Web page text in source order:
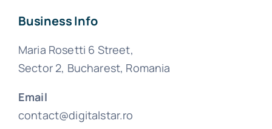
Business Info
Maria Rosetti 6 Street,
Sector 2, Bucharest, Romania
Email
contact@digitalstar.ro